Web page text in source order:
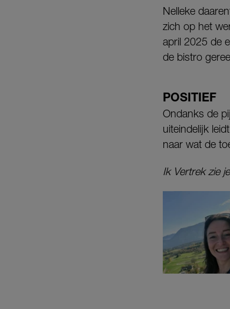
Nelleke
zich op het
april 2025 de
de bistro
POSITIEF
Ondanks de
uiteindelijk
naar wat de
Ik Vertrek zie